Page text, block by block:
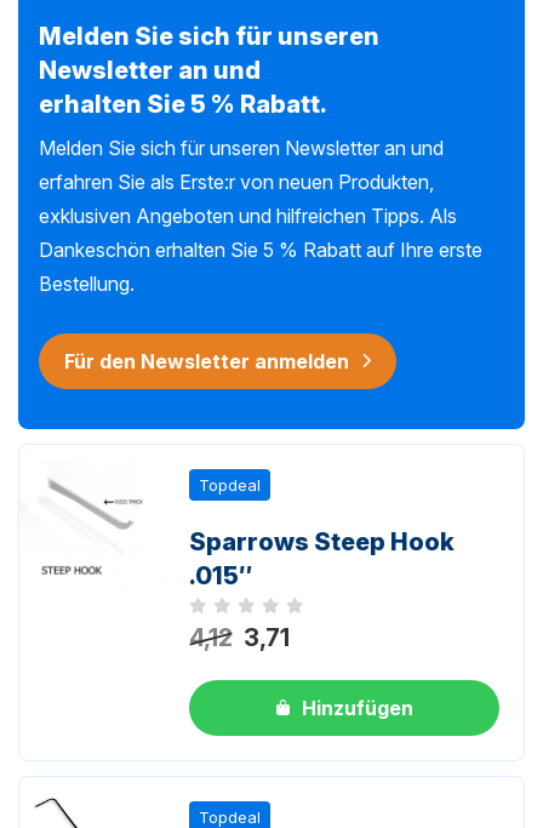
Melden Sie sich für unseren
Newsletter an und
erhalten Sie 5 % Rabatt.
Melden Sie sich für unseren Newsletter an und
erfahren Sie als Erste:r von neuen Produkten,
exklusiven Angeboten und hilfreichen Tipps. Als
Dankeschön erhalten Sie 5 % Rabatt auf Ihre erste
Bestellung.
Für den Newsletter anmelden
Topdeal
Sparrows Steep Hook
.015″
Noch keine Bewertungen
4,12 3,71
Hinzufügen
Topdeal